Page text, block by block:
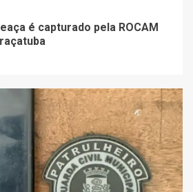
é capturado pela ROCAM